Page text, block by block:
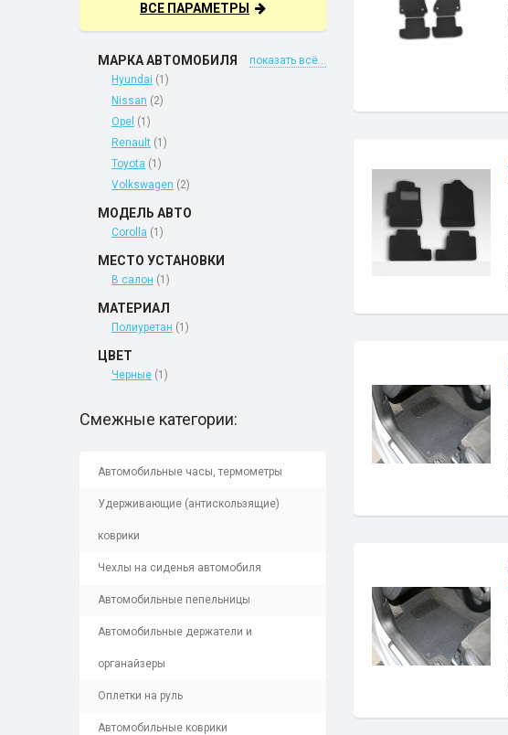
ВСЕ ПАРАМЕТРЫ
показать всё...
МАРКА АВТОМОБИЛЯ
Hyundai (1)
Nissan (2)
Opel (1)
Renault (1)
Toyota (1)
Volkswagen (2)
МОДЕЛЬ АВТО
Corolla (1)
МЕСТО УСТАНОВКИ
В салон (1)
МАТЕРИАЛ
Полиуретан (1)
ЦВЕТ
Черные (1)
Смежные категории:
Автомобильные часы, термометры
Удерживающие (антискользящие)
коврики
Чехлы на сиденья автомобиля
Автомобильные пепельницы
Автомобильные держатели и
органайзеры
Оплетки на руль
Автомобильные коврики